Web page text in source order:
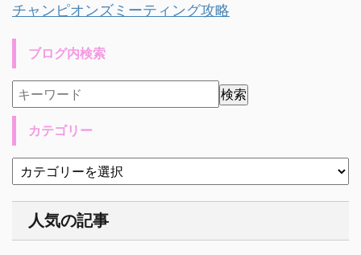
チャンピオンズミーティング攻略
ブログ内検索
カテゴリー
人気の記事